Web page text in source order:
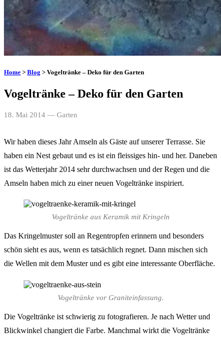
Home > Blog > Vogeltränke – Deko für den Garten
Vogeltränke – Deko für den Garten
18. Mai 2014 — Garten
Wir haben dieses Jahr Amseln als Gäste auf unserer Terrasse. Sie
haben ein Nest gebaut und es ist ein fleissiges hin- und her. Daneben
ist das Wetterjahr 2014 sehr durchwachsen und der Regen und die
Amseln haben mich zu einer neuen Vogeltränke inspiriert.
Vogeltränke aus Keramik mit Kringeln
Das Kringelmuster soll an Regentropfen erinnern und besonders
schön sieht es aus, wenn es tatsächlich regnet. Dann mischen sich
die Wellen mit dem Muster und es gibt eine interessante Oberfläche.
Vogeltränke vor Graniteinfassung.
Die Vogeltränke ist schwierig zu fotografieren. Je nach Wetter und
Blickwinkel changiert die Farbe. Manchmal wirkt die Vogeltränke